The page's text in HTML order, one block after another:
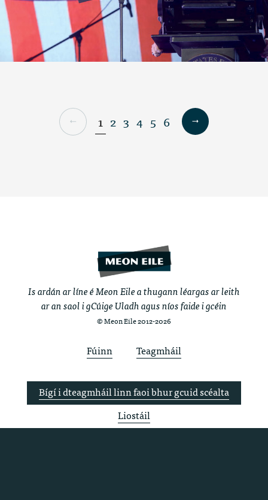
1 2 3 4 5 6
Is ardán ar líne é Meon Eile a thugann léargas ar leith
ar an saol i gCúige Uladh agus níos faide i gcéin
© Meon Eile 2012-2026
Fúinn Teagmháil
Bígí i dteagmháil linn faoi bhur gcuid scéalta
Liostáil